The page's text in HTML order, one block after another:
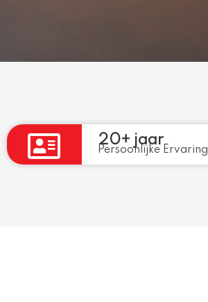
20+ jaar
Persoonlijke Ervaring